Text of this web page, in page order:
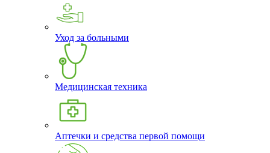
Уход за больными
Медицинская техника
Аптечки и средства первой помощи